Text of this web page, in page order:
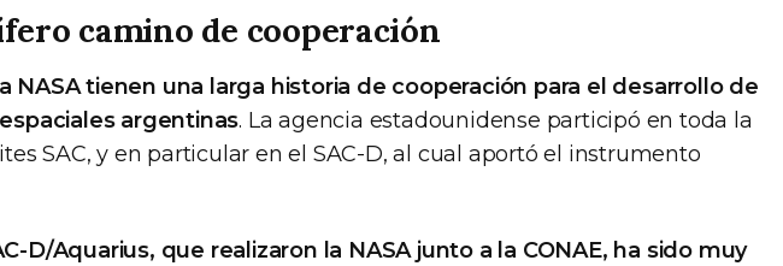
camino de cooperación
NASA tienen una larga historia de cooperación para el desarrollo de
argentinas. La agencia estadounidense participó en toda la
SAC, y en particular en el SAC-D, al cual aportó el instrumento
D/Aquarius, que realizaron la NASA junto a la CONAE, ha sido muy